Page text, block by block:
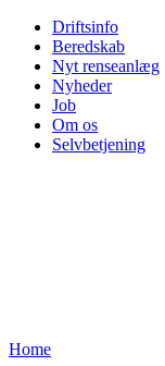
Driftsinfo
Beredskab
Nyt renseanlæg
Nyheder
Job
Om os
Selvbetjening
Home